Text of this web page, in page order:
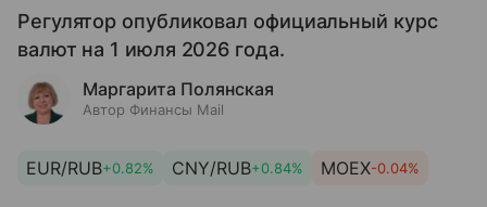
Регулятор опубликовал официальный курс
валют на 1 июля 2026 года.
Маргарита Полянская
Автор Финансы Mail
EUR/RUB+0.82% CNY/RUB+0.84% MOEX-0.04%